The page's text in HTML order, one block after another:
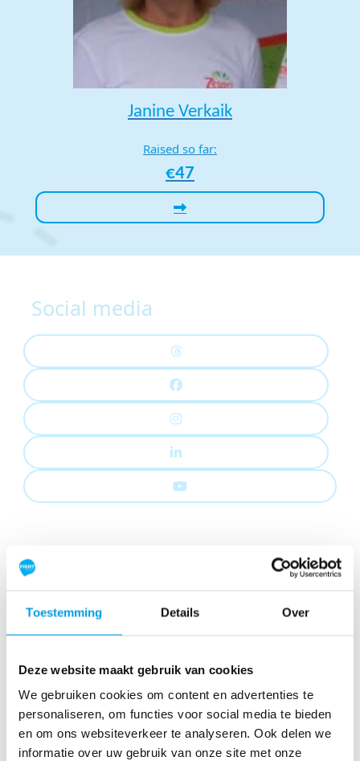
Toestemming Details Over
Deze website maakt gebruik van cookies
We gebruiken cookies om content en advertenties te
personaliseren, om functies voor social media te bieden
en om ons websiteverkeer te analyseren. Ook delen we
informatie over uw gebruik van onze site met onze
Janine Verkaik
Raised so far:
€47
Social media
Onze sponsoren